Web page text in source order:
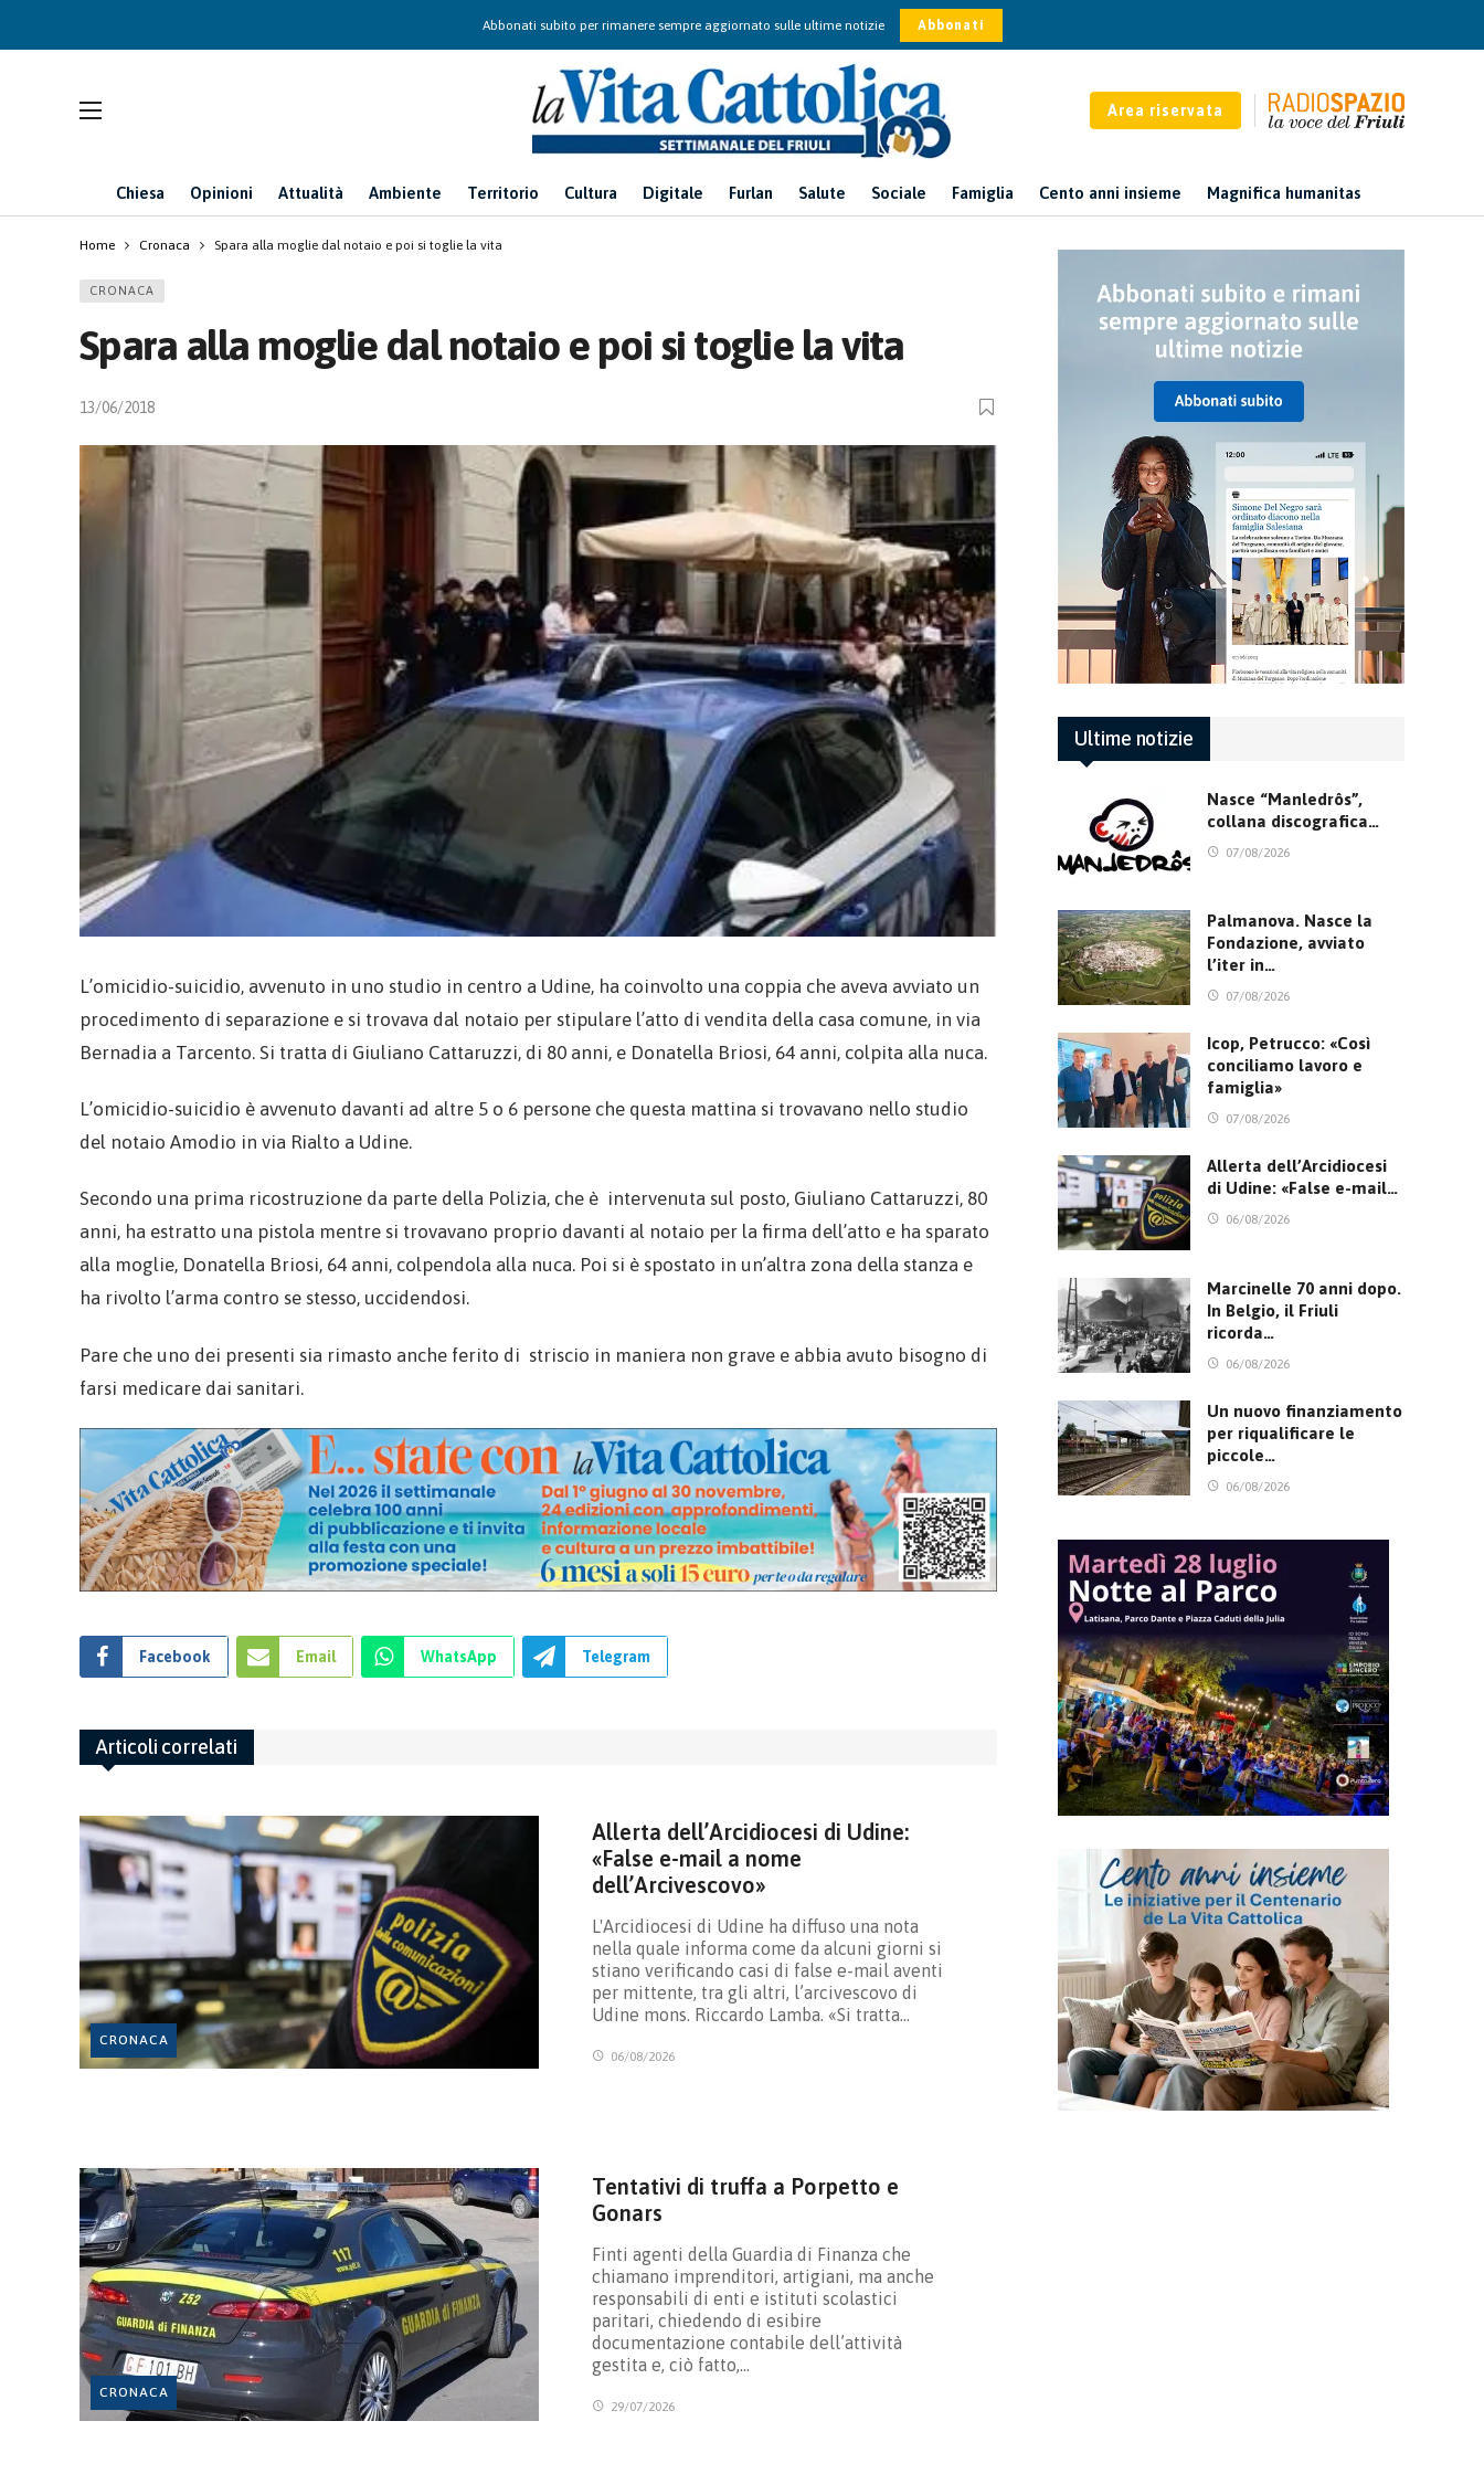
Abbonati subito per rimanere sempre aggiornato sulle ultime notizie Abbonati
Area riservata
Chiesa Opinioni Attualità Ambiente Territorio Cultura Digitale Furlan Salute Sociale Famiglia Cento anni insieme Magnifica humanitas
Home Cronaca Spara alla moglie dal notaio e poi si toglie la vita
CRONACA
Spara alla moglie dal notaio e poi si toglie la vita
13/06/2018
L’omicidio-suicidio, avvenuto in uno studio in centro a Udine, ha coinvolto una coppia che aveva avviato un
procedimento di separazione e si trovava dal notaio per stipulare l’atto di vendita della casa comune, in via
Bernadia a Tarcento. Si tratta di Giuliano Cattaruzzi, di 80 anni, e Donatella Briosi, 64 anni, colpita alla nuca.
L’omicidio-suicidio è avvenuto davanti ad altre 5 o 6 persone che questa mattina si trovavano nello studio
del notaio Amodio in via Rialto a Udine.
Secondo una prima ricostruzione da parte della Polizia, che è intervenuta sul posto, Giuliano Cattaruzzi, 80
anni, ha estratto una pistola mentre si trovavano proprio davanti al notaio per la firma dell’atto e ha sparato
alla moglie, Donatella Briosi, 64 anni, colpendola alla nuca. Poi si è spostato in un’altra zona della stanza e
ha rivolto l’arma contro se stesso, uccidendosi.
Pare che uno dei presenti sia rimasto anche ferito di striscio in maniera non grave e abbia avuto bisogno di
farsi medicare dai sanitari.
Facebook Email WhatsApp Telegram
Articoli correlati
CRONACA
Allerta dell’Arcidiocesi di Udine:
«False e-mail a nome
dell’Arcivescovo»
L'Arcidiocesi di Udine ha diffuso una nota
nella quale informa come da alcuni giorni si
stiano verificando casi di false e-mail aventi
per mittente, tra gli altri, l’arcivescovo di
Udine mons. Riccardo Lamba. «Si tratta…
06/08/2026
CRONACA
Tentativi di truffa a Porpetto e
Gonars
Finti agenti della Guardia di Finanza che
chiamano imprenditori, artigiani, ma anche
responsabili di enti e istituti scolastici
paritari, chiedendo di esibire
documentazione contabile dell’attività
gestita e, ciò fatto,…
29/07/2026
Ultime notizie
Nasce “Manledrôs”,
collana discografica…
07/08/2026
Palmanova. Nasce la
Fondazione, avviato
l’iter in…
07/08/2026
Icop, Petrucco: «Così
conciliamo lavoro e
famiglia»
07/08/2026
Allerta dell’Arcidiocesi
di Udine: «False e-mail…
06/08/2026
Marcinelle 70 anni dopo.
In Belgio, il Friuli
ricorda…
06/08/2026
Un nuovo finanziamento
per riqualificare le
piccole…
06/08/2026